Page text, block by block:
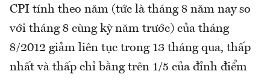
CPI tính theo năm (tức là tháng 8 năm nay so
với tháng 8 cùng kỳ năm trước) của tháng
8/2012 giảm liên tục trong 13 tháng qua, thấp
nhất và thấp chỉ bằng trên 1/5 của đỉnh điểm